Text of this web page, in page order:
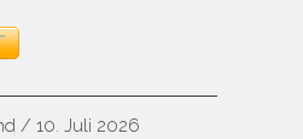
/ 10. Juli 2026